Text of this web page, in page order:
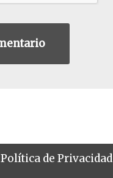
Política de Privacidad